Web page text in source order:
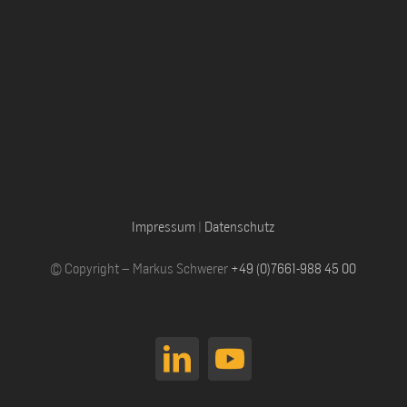
Impressum | Datenschutz
© Copyright – Markus Schwerer +49 (0)7661-988 45 00
LinkedInYouTube